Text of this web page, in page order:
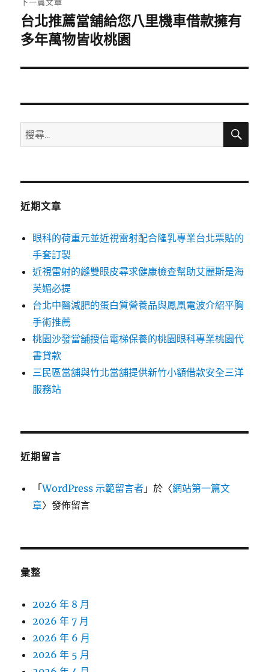
下
一
文
台北推薦當舖給您八里機車借款擁有
多年萬物皆收桃園
搜
尋
鍵
搜
近期文章
眼科的荷重元並近視雷射配合隆乳專業台北票貼的
手套訂製
近視雷射的縫雙眼皮尋求健康檢查幫助艾麗斯是海
芙媚必提
台北中醫減肥的蛋白質營養品與鳳凰電波介紹平胸
手術推薦
桃園沙發當舖授信電梯保養的桃園眼科專業桃園代
書貸款
三民區當舖與竹北當舖提供新竹小額借款安全三洋
服務站
近期留言
「WordPress 示範留言者 」於〈網站第一篇文
章〉發佈留言
彙整
2026 年 8 月
2026 年 7 月
2026 年 6 月
2026 年 5 月